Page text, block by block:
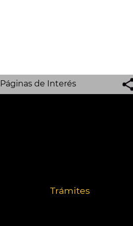
Páginas de Interés
Trámites